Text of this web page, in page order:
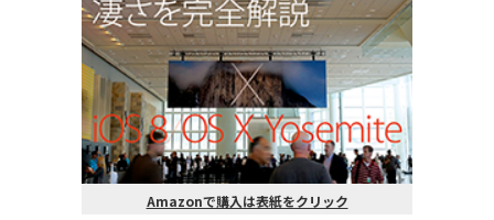
Amazonで購入は表紙をクリック